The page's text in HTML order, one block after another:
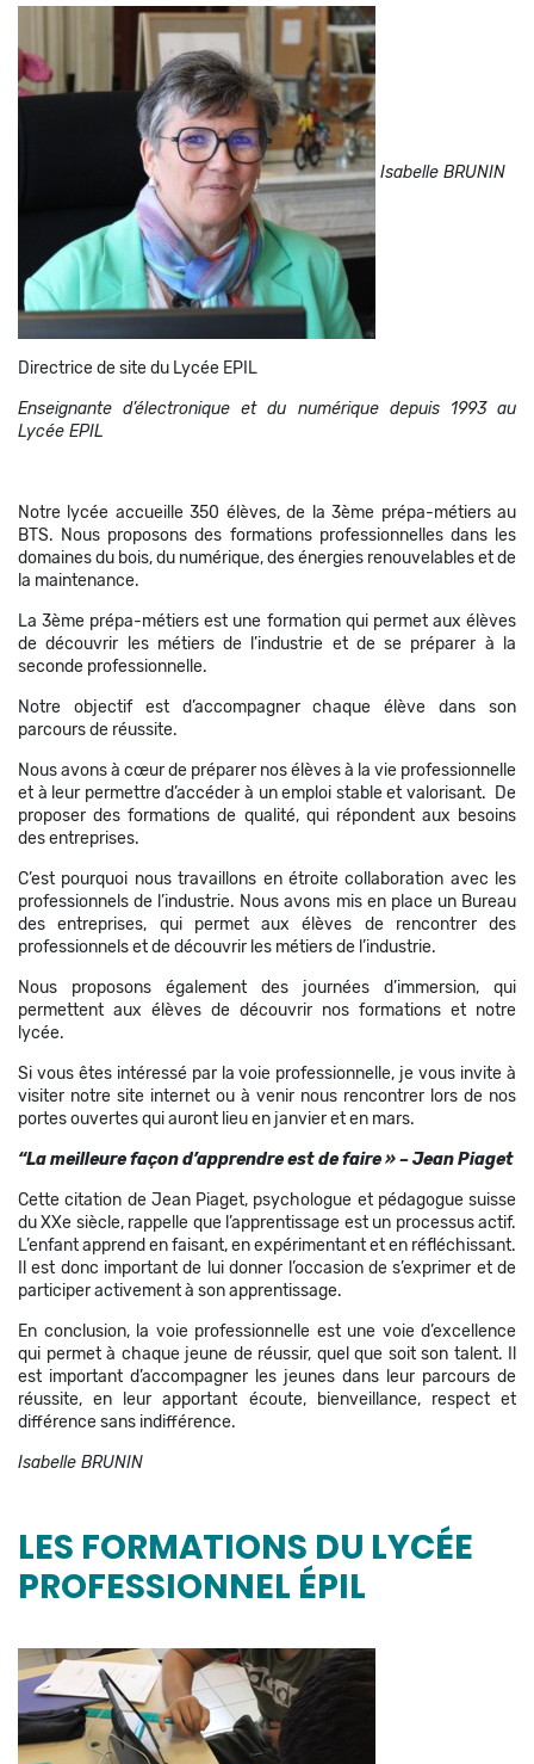
Isabelle BRUNIN
Directrice de site du Lycée EPIL
Enseignante d’électronique et du numérique depuis 1993 au
Lycée EPIL
Notre lycée accueille 350 élèves, de la 3ème prépa-métiers au
BTS. Nous proposons des formations professionnelles dans les
domaines du bois, du numérique, des énergies renouvelables et de
la maintenance.
La 3ème prépa-métiers est une formation qui permet aux élèves
de découvrir les métiers de l’industrie et de se préparer à la
seconde professionnelle.
Notre objectif est d’accompagner chaque élève dans son
parcours de réussite.
Nous avons à cœur de préparer nos élèves à la vie professionnelle
et à leur permettre d’accéder à un emploi stable et valorisant. De
proposer des formations de qualité, qui répondent aux besoins
des entreprises.
C’est pourquoi nous travaillons en étroite collaboration avec les
professionnels de l’industrie. Nous avons mis en place un Bureau
des entreprises, qui permet aux élèves de rencontrer des
professionnels et de découvrir les métiers de l’industrie.
Nous proposons également des journées d’immersion, qui
permettent aux élèves de découvrir nos formations et notre
lycée.
Si vous êtes intéressé par la voie professionnelle, je vous invite à
visiter notre site internet ou à venir nous rencontrer lors de nos
portes ouvertes qui auront lieu en janvier et en mars.
“La meilleure façon d’apprendre est de faire » – Jean Piaget
Cette citation de Jean Piaget, psychologue et pédagogue suisse
du XXe siècle, rappelle que l’apprentissage est un processus actif.
L’enfant apprend en faisant, en expérimentant et en réfléchissant.
Il est donc important de lui donner l’occasion de s’exprimer et de
participer activement à son apprentissage.
En conclusion, la voie professionnelle est une voie d’excellence
qui permet à chaque jeune de réussir, quel que soit son talent. Il
est important d’accompagner les jeunes dans leur parcours de
réussite, en leur apportant écoute, bienveillance, respect et
différence sans indifférence.
Isabelle BRUNIN
LES FORMATIONS DU LYCÉE
PROFESSIONNEL ÉPIL